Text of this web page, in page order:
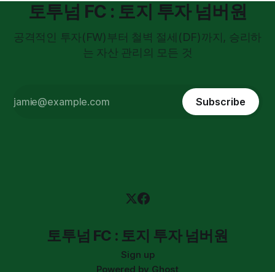
토투넘 FC : 토지 투자 넘버원
공격적인 투자(FW)부터 철벽 절세(DF)까지, 승리하
는 자산 관리의 모든 것
Subscribe
토투넘 FC : 토지 투자 넘버원
Sign up
Powered by Ghost